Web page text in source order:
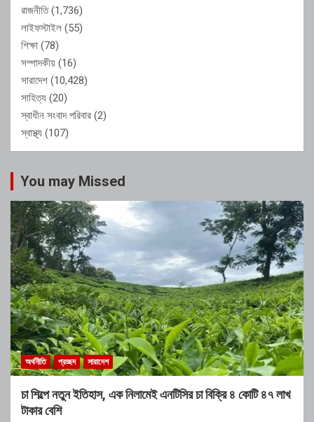
রাজনীতি(1,736)
লাইফস্টাইল (55)
শিক্ষা (78)
সম্পাদকীয় (16)
সারাদেশ (10,428)
সাহিত্য (20)
স্বাধীন সংবাদ পরিবার (2)
স্বাস্থ্য (107)
You may Missed
অর্থনীতি প্রচ্ছদ সারাদেশ
চা শিল্পে নতুন ইতিহাস, এক নিলামেই এনটিসির চা বিক্রি ৪ কোটি ৪৭ লাখ
টাকার বেশি